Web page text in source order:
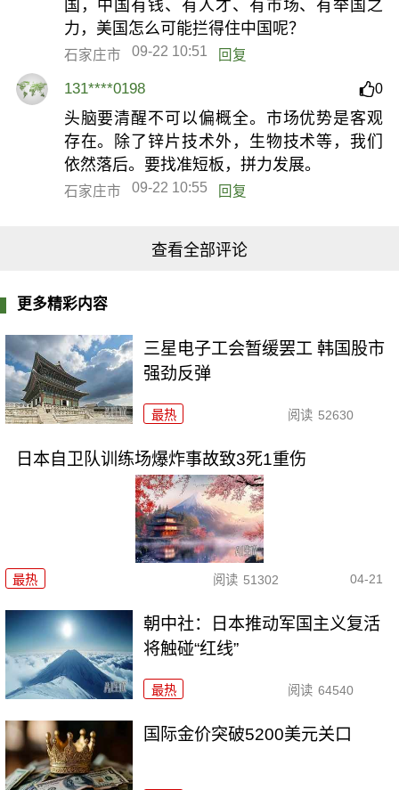
国，中国有钱、有人才、有市场、有举国之
力，美国怎么可能拦得住中国呢？
石家庄市 09-22 10:51 回复
131****0198 0
头脑要清醒不可以偏概全。市场优势是客观
存在。除了锌片技术外，生物技术等，我们
依然落后。要找准短板，拼力发展。
石家庄市 09-22 10:55 回复
查看全部评论
更多精彩内容
三星电子工会暂缓罢工 韩国股市
强劲反弹
最热 阅读 52630
日本自卫队训练场爆炸事故致3死1重伤
最热 阅读 51302 04-21
朝中社：日本推动军国主义复活
将触碰“红线”
最热 阅读 64540
国际金价突破5200美元关口